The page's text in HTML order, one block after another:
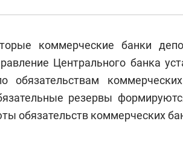
коммерческие банки
Центрального банка
обязательствам
резервы
обязательств коммерческих